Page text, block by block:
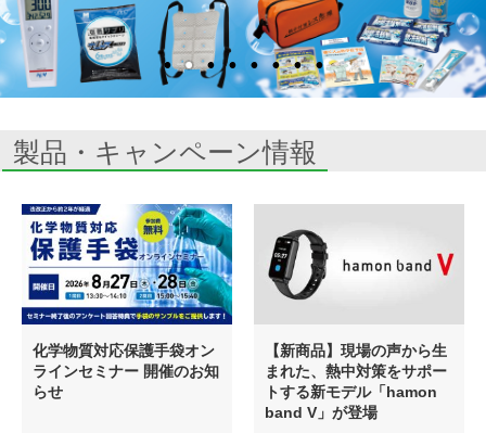
製品・キャンペーン情報
化学物質対応保護手袋オン
ラインセミナー 開催のお知
らせ
【新商品】現場の声から生
まれた、熱中対策をサポー
トする新モデル「hamon
band V」が登場